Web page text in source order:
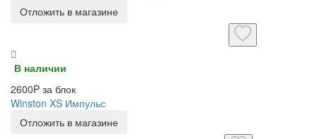
Отложить в магазине
В наличии
2600P за блок
Winston XS Импульс
Отложить в магазине